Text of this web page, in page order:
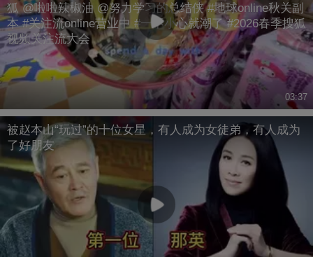
狐 @啦啦辣椒油 @努力学习的总结侠 #地球online秋关副
本 #关注流online营业中 #一不小心就潮了 #2026春季搜狐
视频关注流大会
03:37
被赵本山“玩过”的十位女星，有人成为女徒弟，有人成为
了好朋友